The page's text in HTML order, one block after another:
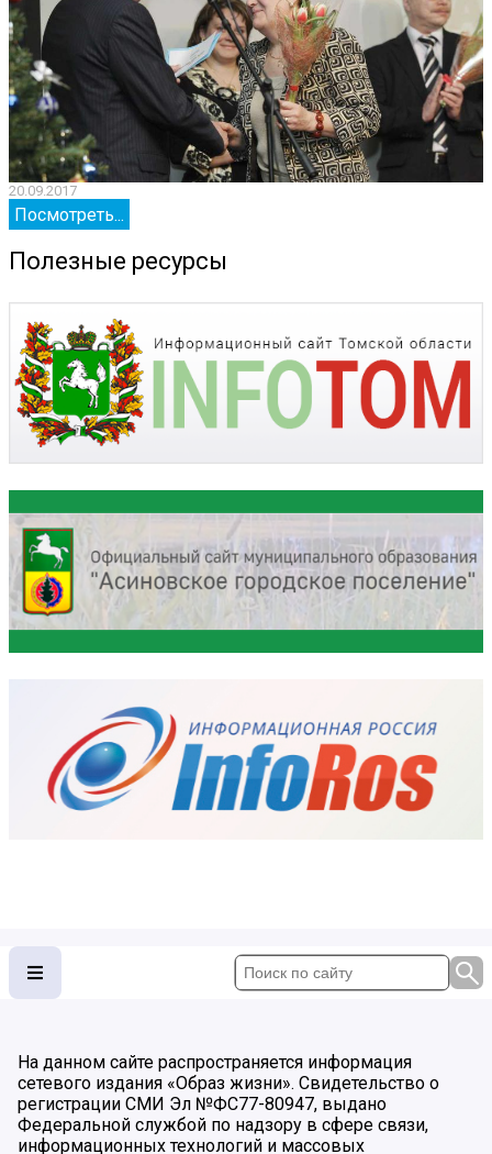
20.09.2017
Посмотреть...
Полезные ресурсы
На данном сайте распространяется информация
сетевого издания «Образ жизни». Свидетельство о
регистрации СМИ Эл №ФС77-80947, выдано
Федеральной службой по надзору в сфере связи,
информационных технологий и массовых